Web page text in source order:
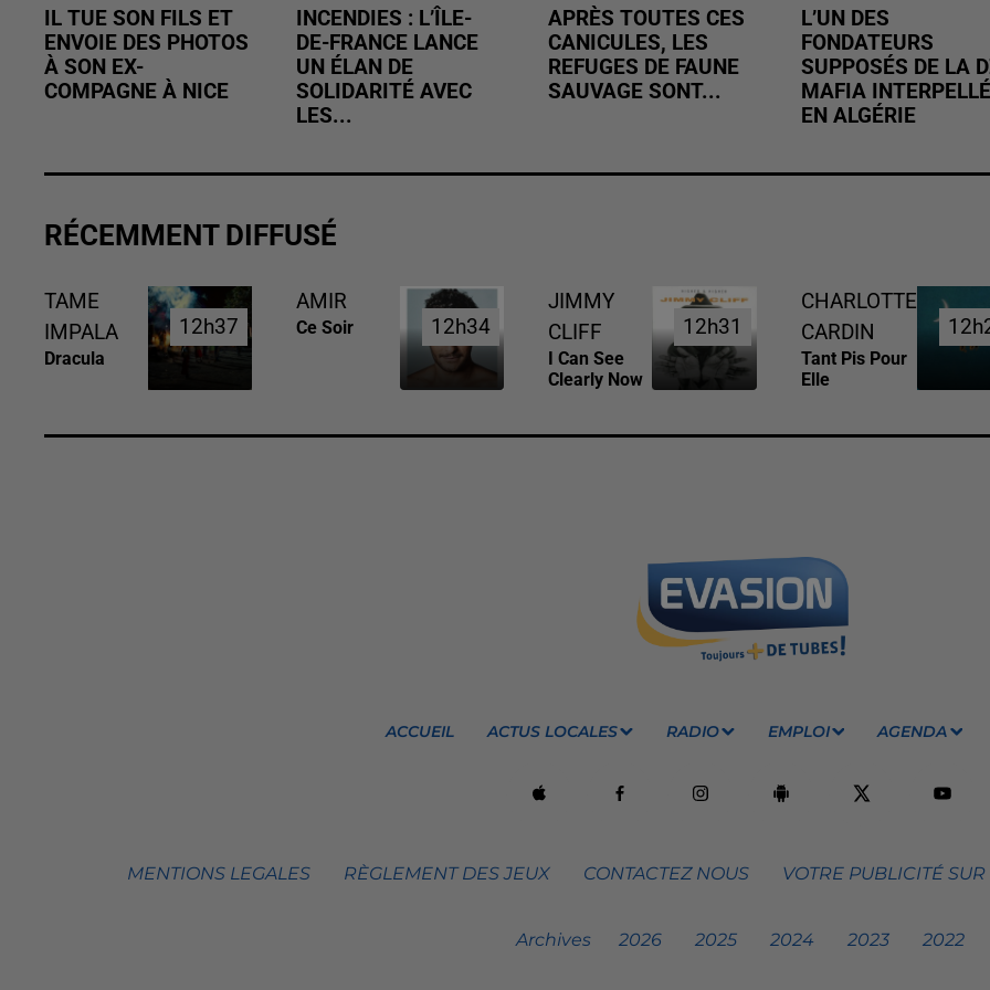
IL TUE SON FILS ET
ENVOIE DES PHOTOS
À SON EX-
COMPAGNE À NICE
INCENDIES : L’ÎLE-
DE-FRANCE LANCE
UN ÉLAN DE
SOLIDARITÉ AVEC
LES...
APRÈS TOUTES CES
CANICULES, LES
REFUGES DE FAUNE
SAUVAGE SONT...
L’UN DES
FONDATEURS
SUPPOSÉS DE LA
MAFIA INTERPELLÉ
EN ALGÉRIE
RÉCEMMENT DIFFUSÉ
TAME
IMPALA
Dracula
12h37
12h37
AMIR
Ce Soir 12h34
12h34
JIMMY
CLIFF
I Can See
Clearly Now
12h31
12h31
CHARLOTTE
CARDIN
Tant Pis Pour
Elle
ACCUEIL ACTUS LOCALES RADIO EMPLOI AGENDA
MENTIONS LEGALES RÈGLEMENT DES JEUX CONTACTEZ NOUS VOTRE PUBLICITÉ
Archives 2026 2025 2024 2023 2022